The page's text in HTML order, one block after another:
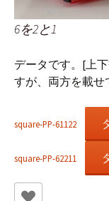
6を2と1
データです。[上
すが、両方を載せ
square-PP-61122
square-PP-62211